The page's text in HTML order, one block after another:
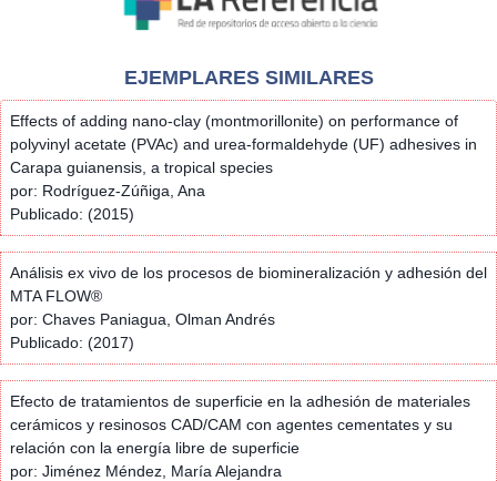
EJEMPLARES SIMILARES
Effects of adding nano-clay (montmorillonite) on performance of
polyvinyl acetate (PVAc) and urea-formaldehyde (UF) adhesives in
Carapa guianensis, a tropical species
por: Rodríguez-Zúñiga, Ana
Publicado: (2015)
Análisis ex vivo de los procesos de biomineralización y adhesión del
MTA FLOW®
por: Chaves Paniagua, Olman Andrés
Publicado: (2017)
Efecto de tratamientos de superficie en la adhesión de materiales
cerámicos y resinosos CAD/CAM con agentes cementates y su
relación con la energía libre de superficie
por: Jiménez Méndez, María Alejandra